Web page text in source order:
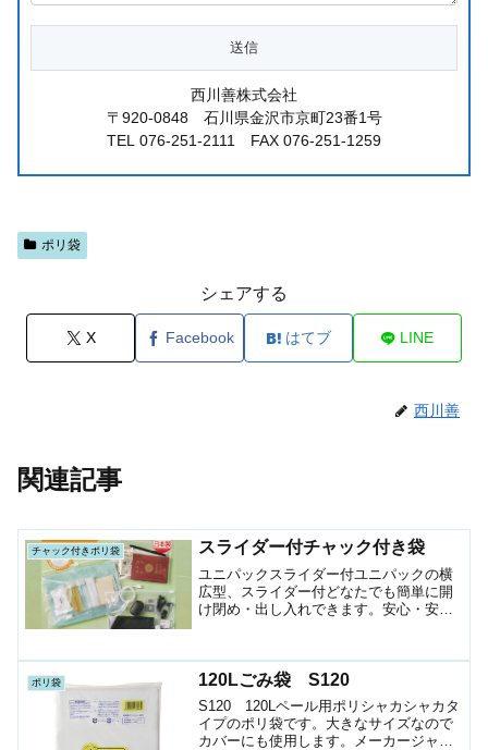
西川善株式会社
〒920-0848 石川県金沢市京町23番1号
TEL 076-251-2111 FAX 076-251-1259
ポリ袋
シェアする
X Facebook はてブ LINE
西川善
関連記事
チャック付きポリ袋 スライダー付チャック付き袋
ユニパックスライダー付ユニパックの横
広型、スライダー付どなたでも簡単に開
け閉め・出し入れできます。安心・安全
薬を入れても透明なのでわかりやすい。
冷凍OKなので、食品の保...
ポリ袋 120Lごみ袋 S120
S120 120Lペール用ポリシャカシャカタ
イプのポリ袋です。大きなサイズなので
カバーにも使用します。メーカージャパ